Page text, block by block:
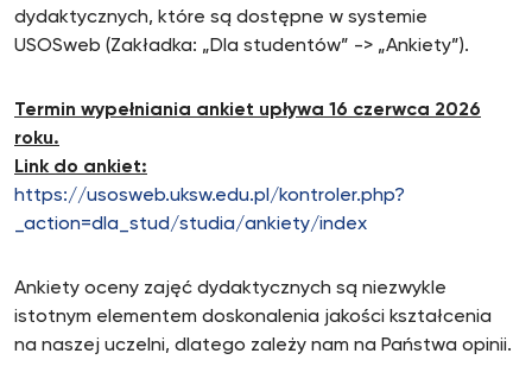
dydaktycznych, które są dostępne w systemie
USOSweb (Zakładka: „Dla studentów” -> „Ankiety”).
Termin wypełniania ankiet upływa 16 czerwca 2026
roku.
Link do ankiet:
https://usosweb.uksw.edu.pl/kontroler.php?
_action=dla_stud/studia/ankiety/index
Ankiety oceny zajęć dydaktycznych są niezwykle
istotnym elementem doskonalenia jakości kształcenia
na naszej uczelni, dlatego zależy nam na Państwa opinii.